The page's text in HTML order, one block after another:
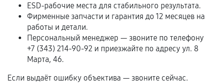
Программные сбои, если это не указано в
отдельных условиях.
Если комплектующие куплены
самостоятельно
ESD-рабочие места для стабильного результата.
Фирменные запчасти и гарантия до 12 месяцев на
работы и детали.
Персональный менеджер — звоните по телефону
+7 (343) 214-90-92 и приезжайте по адресу ул. 8
Марта, 46.
Если выдаёт ошибку объектива — звоните сейчас.